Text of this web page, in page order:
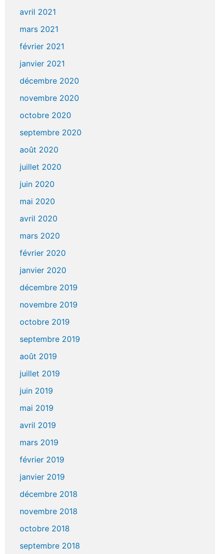
avril 2021
mars 2021
février 2021
janvier 2021
décembre 2020
novembre 2020
octobre 2020
septembre 2020
août 2020
juillet 2020
juin 2020
mai 2020
avril 2020
mars 2020
février 2020
janvier 2020
décembre 2019
novembre 2019
octobre 2019
septembre 2019
août 2019
juillet 2019
juin 2019
mai 2019
avril 2019
mars 2019
février 2019
janvier 2019
décembre 2018
novembre 2018
octobre 2018
septembre 2018